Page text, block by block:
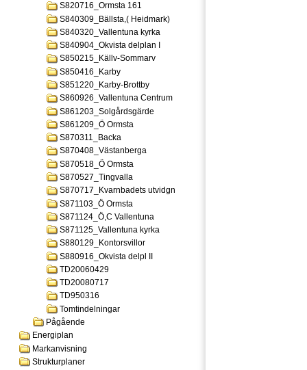
S820716_Ormsta 161
S840309_Bällsta,( Heidmark)
S840320_Vallentuna kyrka
S840904_Okvista delplan I
S850215_Källv-Sommarv
S850416_Karby
S851220_Karby-Brottby
S860926_Vallentuna Centrum
S861203_Solgårdsgärde
S861209_Ö Ormsta
S870311_Backa
S870408_Västanberga
S870518_Ö Ormsta
S870527_Tingvalla
S870717_Kvarnbadets utvidgn
S871103_Ö Ormsta
S871124_Ö,C Vallentuna
S871125_Vallentuna kyrka
S880129_Kontorsvillor
S880916_Okvista delpl II
TD20060429
TD20080717
TD950316
Tomtindelningar
Pågående
Energiplan
Markanvisning
Strukturplaner